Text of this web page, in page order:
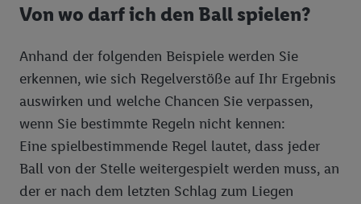
Bioland Apfelbauer Horgenzell
Bioland-Sortiment
Chef Select - Feine Küche
Fette & Öle
Dulano
Hygiene, Kosmetik, Körperpflege, Tücher
Kaffee, Tee, Kakao
Milch- und Molkereiprodukte
Milbona
Knabberwaren
Nährmittel, Teigwaren, Backzutaten
Von wo darf ich den Ball spielen?
Anhand der folgenden Beispiele werden Sie
erkennen, wie sich Regelverstöße auf Ihr Ergebnis
auswirken und welche Chancen Sie verpassen,
wenn Sie bestimmte Regeln nicht kennen:
Eine spielbestimmende Regel lautet, dass jeder
Ball von der Stelle weitergespielt werden muss, an
der er nach dem letzten Schlag zum Liegen